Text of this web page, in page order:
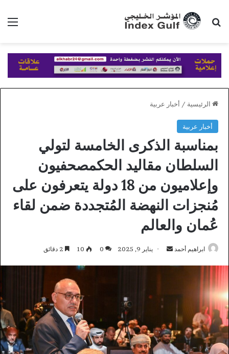
بحث عن
الرئيسية / أخبار عربية
أخبار عربية
بمناسبة الذكرى الخامسة لتولي
السلطان مقاليد الحكمصحفيون
وإعلاميون من 18 دولة يتعرفون على
مُنجزات النهضة المُتجددة ضمن لقاء
عُمان والعالم
ابراهيم أحمد
أرسل يناير 9, 2025 0
10